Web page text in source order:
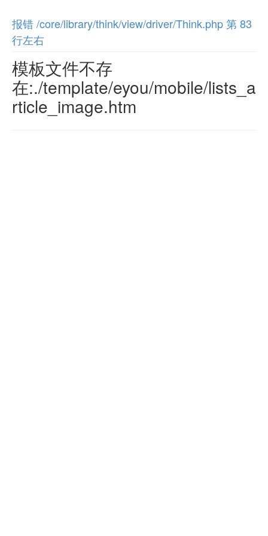
报错 /core/library/think/view/driver/Think.php 第 83
行左右
模板文件不存
在:./template/eyou/mobile/lists_a
rticle_image.htm